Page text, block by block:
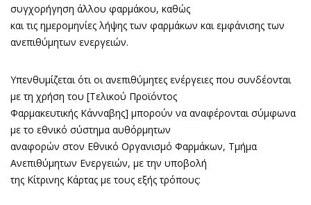
συγχορήγηση άλλου φαρμάκου, καθώς
και τις ημερομηνίες λήψης των φαρμάκων και εμφάνισης των
ανεπιθύμητων ενεργειών.
Υπενθυμίζεται ότι οι ανεπιθύμητες ενέργειες που συνδέονται
με τη χρήση του [Τελικού Προϊόντος
Φαρμακευτικής Κάνναβης] μπορούν να αναφέρονται σύμφωνα
με το εθνικό σύστημα αυθόρμητων
αναφορών στον Εθνικό Οργανισμό Φαρμάκων, Τμήμα
Ανεπιθύμητων Ενεργειών, με την υποβολή
της Κίτρινης Κάρτας με τους εξής τρόπους: